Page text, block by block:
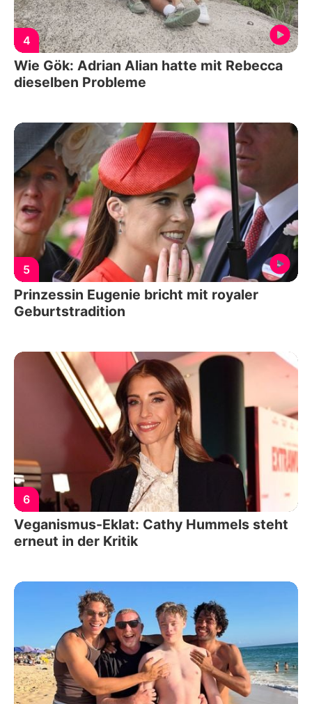
4
Wie Gök: Adrian Alian hatte mit Rebecca
dieselben Probleme
5
Prinzessin Eugenie bricht mit royaler
Geburtstradition
6
Veganismus-Eklat: Cathy Hummels steht
erneut in der Kritik